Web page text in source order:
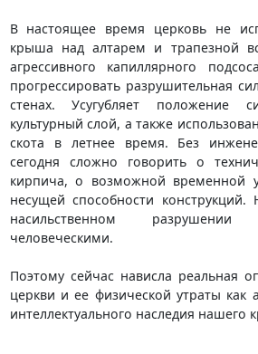
В настоящее время церковь не
крыша над алтарем и трапезной
агрессивного капиллярного
прогрессировать разрушительная
стенах. Усугубляет положение
культурный слой, а также
скота в летнее время. Без
сегодня сложно говорить о
кирпича, о возможной временной
несущей способности
насильственном
человеческими.
Поэтому сейчас нависла реальная
церкви и ее физической утраты как
интеллектуального наследия нашего